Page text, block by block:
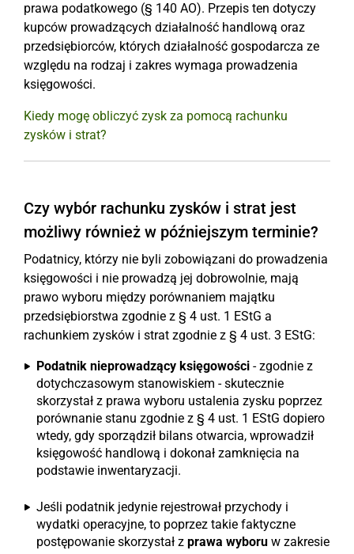
prawa podatkowego (§ 140 AO). Przepis ten dotyczy
kupców prowadzących działalność handlową oraz
przedsiębiorców, których działalność gospodarcza ze
względu na rodzaj i zakres wymaga prowadzenia
księgowości.
Kiedy mogę obliczyć zysk za pomocą rachunku
zysków i strat?
Czy wybór rachunku zysków i strat jest
możliwy również w późniejszym terminie?
Podatnicy, którzy nie byli zobowiązani do prowadzenia
księgowości i nie prowadzą jej dobrowolnie, mają
prawo wyboru między porównaniem majątku
przedsiębiorstwa zgodnie z § 4 ust. 1 EStG a
rachunkiem zysków i strat zgodnie z § 4 ust. 3 EStG:
Podatnik nieprowadzący księgowości - zgodnie z
dotychczasowym stanowiskiem - skutecznie
skorzystał z prawa wyboru ustalenia zysku poprzez
porównanie stanu zgodnie z § 4 ust. 1 EStG dopiero
wtedy, gdy sporządził bilans otwarcia, wprowadził
księgowość handlową i dokonał zamknięcia na
podstawie inwentaryzacji.
Jeśli podatnik jedynie rejestrował przychody i
wydatki operacyjne, to poprzez takie faktyczne
postępowanie skorzystał z prawa wyboru w zakresie